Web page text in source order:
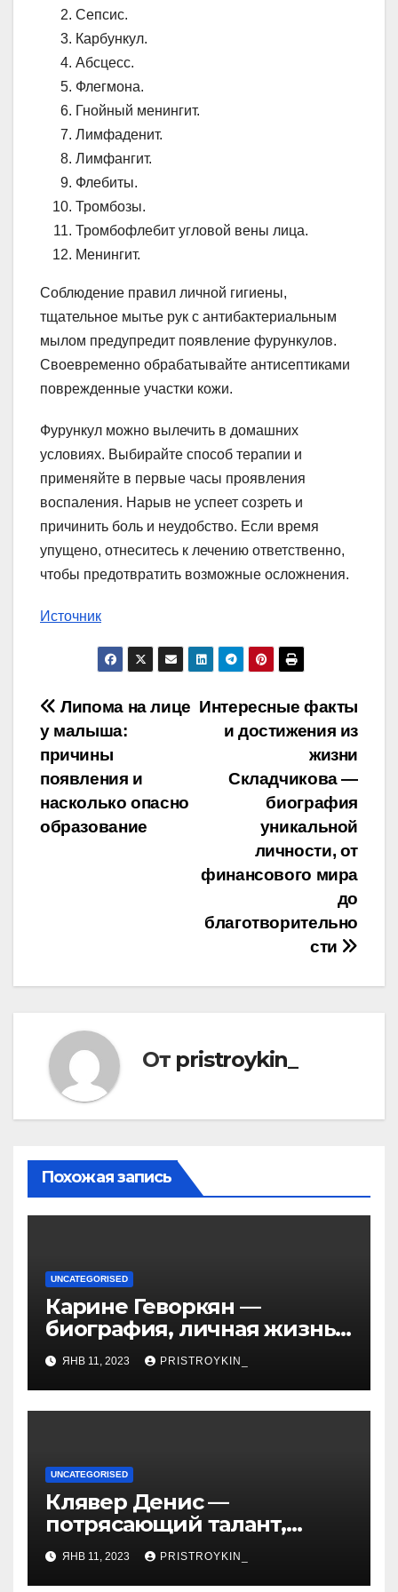
Сепсис.
Карбункул.
Абсцесс.
Флегмона.
Гнойный менингит.
Лимфаденит.
Лимфангит.
Флебиты.
Тромбозы.
Тромбофлебит угловой вены лица.
Менингит.
Соблюдение правил личной гигиены,
тщательное мытье рук с антибактериальным
мылом предупредит появление фурункулов.
Своевременно обрабатывайте антисептиками
поврежденные участки кожи.
Фурункул можно вылечить в домашних
условиях. Выбирайте способ терапии и
применяйте в первые часы проявления
воспаления. Нарыв не успеет созреть и
причинить боль и неудобство. Если время
упущено, отнеситесь к лечению ответственно,
чтобы предотвратить возможные осложнения.
Источник
Навигация
по
записям
Интересные факты
и достижения из
жизни
Складчикова —
биография
уникальной
личности, от
финансового мира
до
благотворительно
сти
Липома на лице
у малыша:
причины
появления и
насколько опасно
образование
От pristroykin_
Похожая запись
UNCATEGORISED
Карине Геворкян —
биография, личная жизнь
и факты из Википедии —
детали о жизни и карьере
известной актрисы
ЯНВ 11, 2023 PRISTROYKIN_
UNCATEGORISED
Клявер Денис —
потрясающий талант,
захватывающий сердца
миллионов слушателей —
ЯНВ 11, 2023 PRISTROYKIN_